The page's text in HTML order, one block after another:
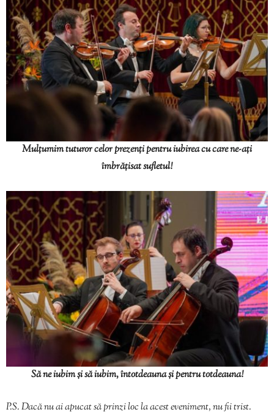
Mulțumim tuturor celor prezenți pentru iubirea cu care ne-ați
îmbrățisat sufletul!
Să ne iubim și să iubim, întotdeauna și pentru totdeauna!
P.S. Dacă nu ai apucat să prinzi loc la acest eveniment, nu fii trist.